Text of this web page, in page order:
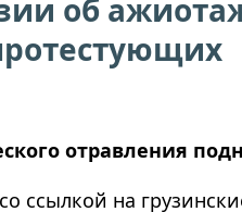
об
отравления
со ссылкой на